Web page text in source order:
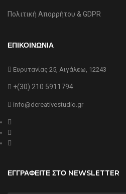
Πολιτική Απορρήτου & GDPR
ΕΠΙΚΟΙΝΩΝΙΑ
Ευρυτανίας 25, Αιγάλεω, 12243
+(30) 210 5911794
info@dcreativestudio.gr
ΕΓΓΡΑΦΕΙΤΕ ΣΤΟ NEWSLETTER